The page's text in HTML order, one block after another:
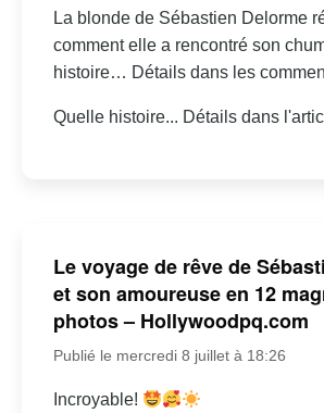
La blonde de Sébastien Delorme
comment elle a rencontré son
histoire… Détails dans les
Quelle histoire... Détails dans
Le voyage de rêve de
et son amoureuse en 12
photos – Hollywoodpq.com
Publié le mercredi 8 juillet à 18:26
Incroyable!